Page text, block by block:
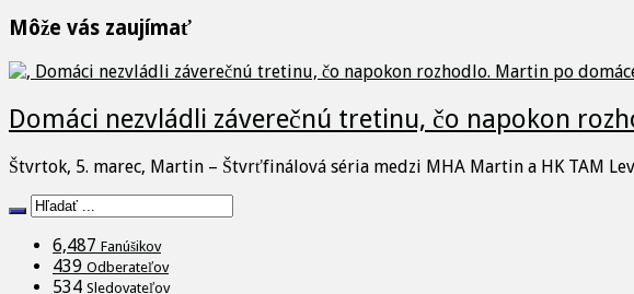
Môže vás zaujímať
Domáci nezvládli záverečnú tretinu, čo napokon
Štvrtok, 5. marec, Martin – Štvrťfinálová séria medzi MHA Martin a HK TAM
6,487 Fanúšikov
439 Odberateľov
534 Sledovateľov